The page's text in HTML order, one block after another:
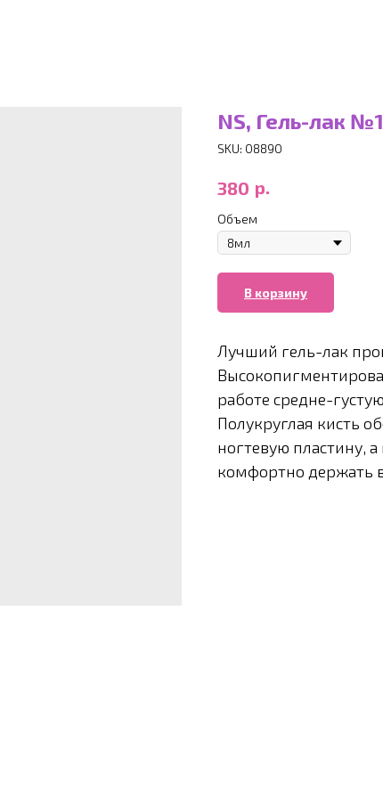
NS, Гель-лак
SKU: 08890
380 р.
Объем
В корзину
Лучший гель-лак
работе средне-
Полукруглая кисть
ногтевую пластину,
комфортно держать